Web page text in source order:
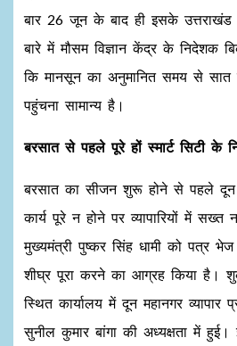
बार 26 जून के बाद ही इसके
बारे में मौसम विज्ञान केंद्र के निदेशक
कि मानसून का अनुमानित समय से सात
पहुंचना सामान्य है।
बरसात से पहले पूरे हों स्मार्ट सिटी के
बरसात का सीजन शुरू होने से पहले दून
कार्य पूरे न होने पर व्यापारियों में सख्त
मुख्यमंत्री पुष्कर सिंह धामी को पत्र भेज
शीघ्र पूरा करने का आग्रह किया है।
स्थित कार्यालय में दून महानगर व्यापार
सुनील कुमार बांगा की अध्यक्षता में हुई।